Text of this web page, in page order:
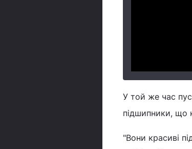
У той же час
підшипники, що
"Вони красиві